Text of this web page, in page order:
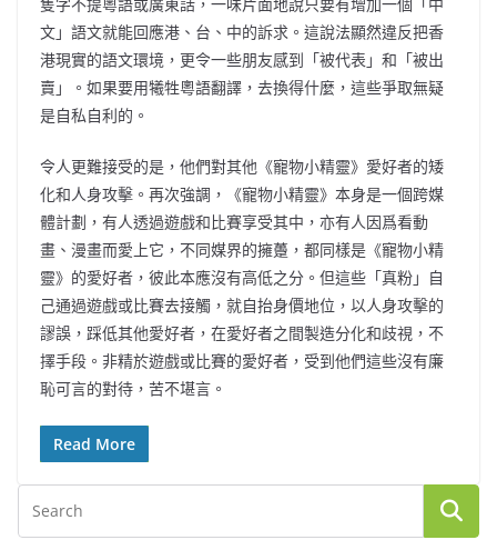
文」語文就能回應港、台、中的訴求。這說法顯然違反把香
港現實的語文環境，更令一些朋友感到「被代表」和「被出
賣」。如果要用犧牲粵語翻譯，去換得什麼，這些爭取無疑
是自私自利的。
令人更難接受的是，他們對其他《寵物小精靈》愛好者的矮
化和人身攻擊。再次強調，《寵物小精靈》本身是一個跨媒
體計劃，有人透過遊戲和比賽享受其中，亦有人因爲看動
畫、漫畫而愛上它，不同媒界的擁躉，都同樣是《寵物小精
靈》的愛好者，彼此本應沒有高低之分。但這些「真粉」自
己通過遊戲或比賽去接觸，就自抬身價地位，以人身攻擊的
謬誤，踩低其他愛好者，在愛好者之間製造分化和歧視，不
擇手段。非精於遊戲或比賽的愛好者，受到他們這些沒有廉
恥可言的對待，苦不堪言。
Read More